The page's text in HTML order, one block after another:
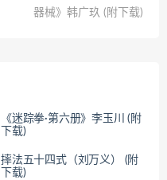
器械》韩广玖 (附下载)
《迷踪拳·第六册》李玉川 (附
下载)
摔法五十四式（刘万义） (附
下载)